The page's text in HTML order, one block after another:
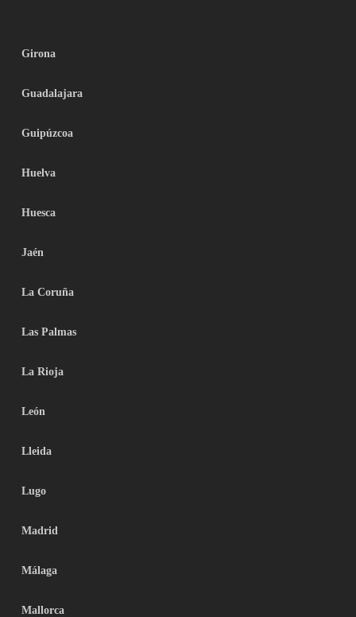
Girona
Guadalajara
Guipúzcoa
Huelva
Huesca
Jaén
La Coruña
Las Palmas
La Rioja
León
Lleida
Lugo
Madrid
Málaga
Mallorca